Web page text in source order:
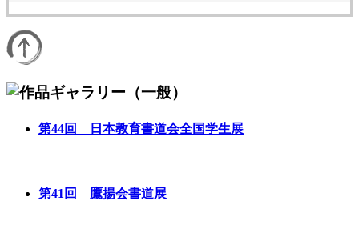
第44回 日本教育書道会全国学生展
第41回 鷹揚会書道展